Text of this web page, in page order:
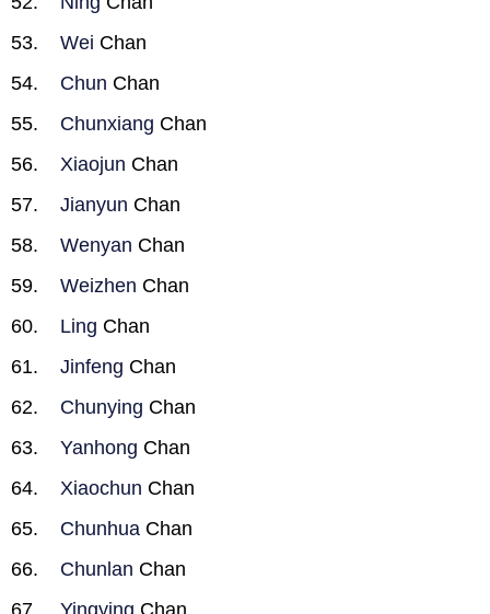
Wei Chan
Chun Chan
Chunxiang Chan
Xiaojun Chan
Jianyun Chan
Wenyan Chan
Weizhen Chan
Ling Chan
Jinfeng Chan
Chunying Chan
Yanhong Chan
Xiaochun Chan
Chunhua Chan
Chunlan Chan
Yingying Chan